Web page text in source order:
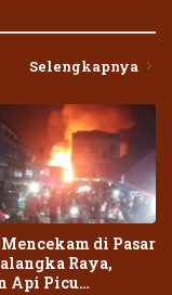
Selengkapnya
di Pasar
Raya,
Api Picu